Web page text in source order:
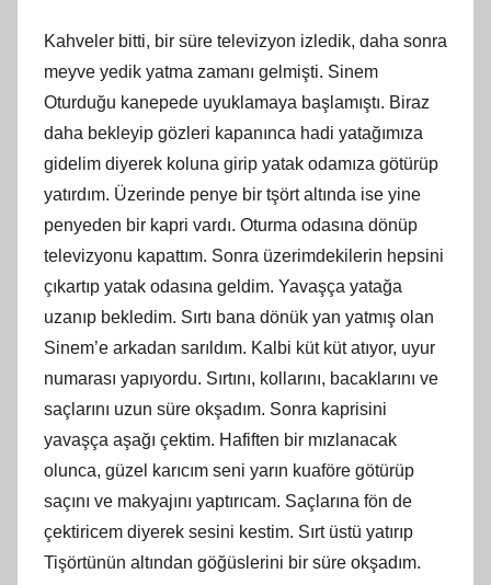
Kahveler bitti, bir süre televizyon izledik, daha sonra
meyve yedik yatma zamanı gelmişti. Sinem
Oturduğu kanepede uyuklamaya başlamıştı. Biraz
daha bekleyip gözleri kapanınca hadi yatağımıza
gidelim diyerek koluna girip yatak odamıza götürüp
yatırdım. Üzerinde penye bir tşört altında ise yine
penyeden bir kapri vardı. Oturma odasına dönüp
televizyonu kapattım. Sonra üzerimdekilerin hepsini
çıkartıp yatak odasına geldim. Yavaşça yatağa
uzanıp bekledim. Sırtı bana dönük yan yatmış olan
Sinem’e arkadan sarıldım. Kalbi küt küt atıyor, uyur
numarası yapıyordu. Sırtını, kollarını, bacaklarını ve
saçlarını uzun süre okşadım. Sonra kaprisini
yavaşça aşağı çektim. Hafiften bir mızlanacak
olunca, güzel karıcım seni yarın kuaföre götürüp
saçını ve makyajını yaptırıcam. Saçlarına fön de
çektiricem diyerek sesini kestim. Sırt üstü yatırıp
Tişörtünün altından göğüslerini bir süre okşadım.